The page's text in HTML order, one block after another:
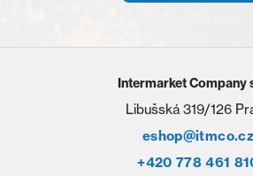
Intermarket Company
Libušská 319/126
eshop@itmco.cz
+420 778 461